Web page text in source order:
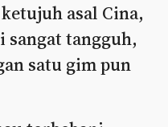
asal Cina,
sangat tangguh,
satu gim pun